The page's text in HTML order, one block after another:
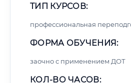
ТИП КУРСОВ:
профессиональная
ФОРМА ОБУЧЕНИЯ:
заочно с применением ДОТ
КОЛ-ВО ЧАСОВ: